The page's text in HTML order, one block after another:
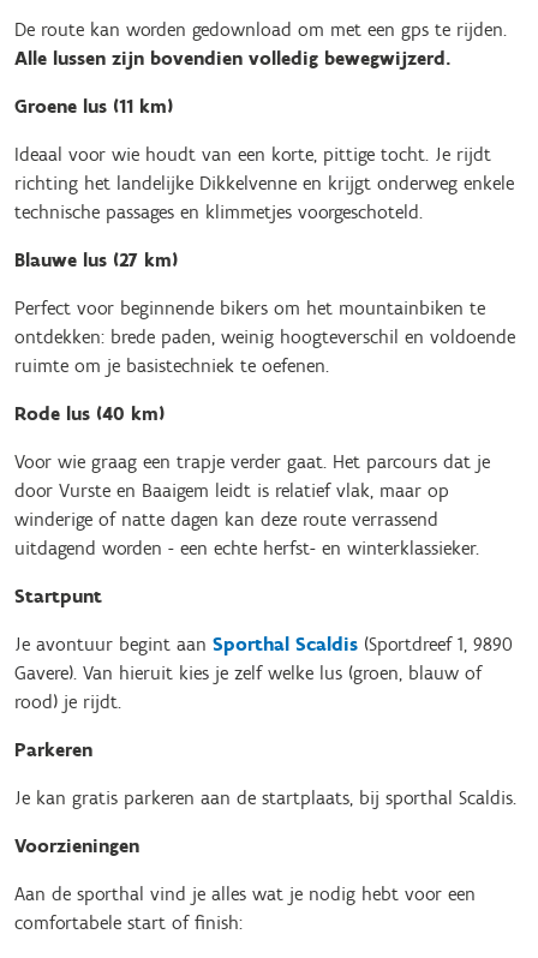
De route kan worden gedownload om met een gps te rijden.
Alle lussen zijn bovendien volledig bewegwijzerd.
Groene lus (11 km)
Ideaal voor wie houdt van een korte, pittige tocht. Je rijdt
richting het landelijke Dikkelvenne en krijgt onderweg enkele
technische passages en klimmetjes voorgeschoteld.
Blauwe lus (27 km)
Perfect voor beginnende bikers om het mountainbiken te
ontdekken: brede paden, weinig hoogteverschil en voldoende
ruimte om je basistechniek te oefenen.
Rode lus (40 km)
Voor wie graag een trapje verder gaat. Het parcours dat je
door Vurste en Baaigem leidt is relatief vlak, maar op
winderige of natte dagen kan deze route verrassend
uitdagend worden - een echte herfst- en winterklassieker.
Startpunt
Je avontuur begint aan Sporthal Scaldis (Sportdreef 1, 9890
Gavere). Van hieruit kies je zelf welke lus (groen, blauw of
rood) je rijdt.
Parkeren
Je kan gratis parkeren aan de startplaats, bij sporthal Scaldis.
Voorzieningen
Aan de sporthal vind je alles wat je nodig hebt voor een
comfortabele start of finish: